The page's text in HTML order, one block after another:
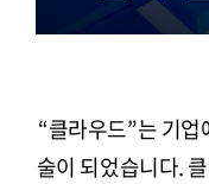
“클라우드”는 기
술이 되었습니다.